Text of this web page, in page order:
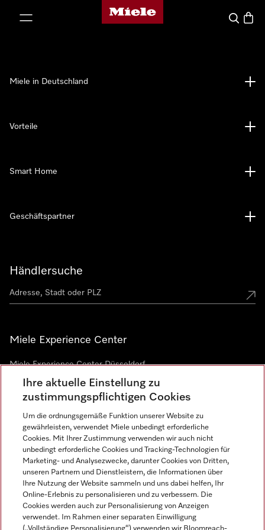
Miele-Homepage
Suche
Händlersuche
Miele Experience Center
Miele Experience Center Düsseldorf
Miele Experience Center Gütersloh
Newsletter
Miele in Deutschland
Vorteile
Smart Home
Geschäftspartner
Ihre aktuelle Einstellung zu
zustimmungspflichtigen Cookies
Um die ordnungsgemäße Funktion unserer Website zu
gewährleisten, verwendet Miele unbedingt erforderliche
Cookies. Mit Ihrer Zustimmung verwenden wir auch nicht
unbedingt erforderliche Cookies und Tracking-Technologien für
Marketing- und Analysezwecke, darunter Cookies von Dritten,
unseren Partnern und Dienstleistern, die Informationen über
Ihre Nutzung der Website sammeln und uns dabei helfen, Ihr
Online-Erlebnis zu personalisieren und zu verbessern. Die
Cookies werden auch zur Personalisierung von Anzeigen
verwendet. Im Rahmen einer separaten Einwilligung